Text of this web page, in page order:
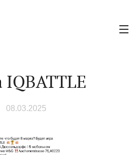
IQBATTLE
08.03.2025